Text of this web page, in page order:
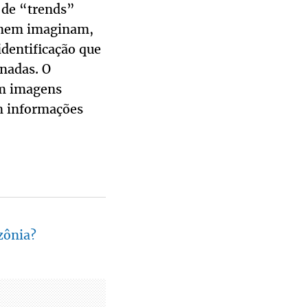
“trends”
imaginam,
que
O
imagens
informações